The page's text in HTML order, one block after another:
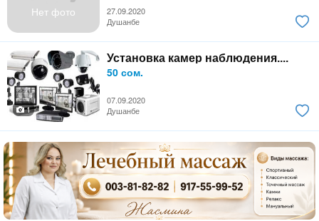
Нет фото
27.09.2020
Душанбе
Установка камер наблюдения....
50 сом.
07.09.2020
1
Душанбе